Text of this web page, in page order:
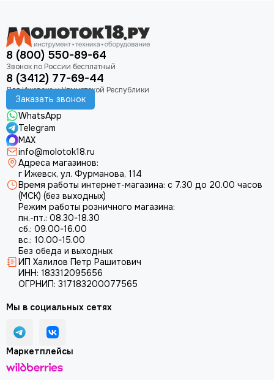
8 (800) 550-89-64
8 (3412) 77-69-44
Заказать звонок
WhatsApp
Telegram
MAX
info@molotok18.ru
Адреса магазинов:
г Ижевск, ул. Фурманова, 114
Время работы интернет-магазина: с 7.30 до 20.00 часов
(МСК) (без выходных)
Режим работы розничного магазина:
пн.-пт.: 08.30-18.30
сб.: 09.00-16.00
вс.: 10.00-15.00
Без обеда и выходных
ИП Халилов Петр Рашитович
ИНН: 183312095656
ОГРНИП: 317183200077565
Мы в социальных сетях
Маркетплейсы